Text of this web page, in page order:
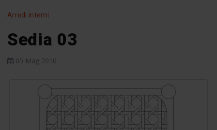
Arredi interni
Sedia 03
05 Mag 2010